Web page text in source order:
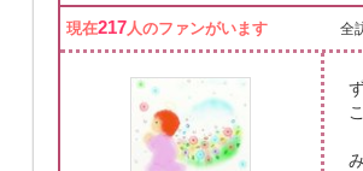
現在217人のファンがいます 全